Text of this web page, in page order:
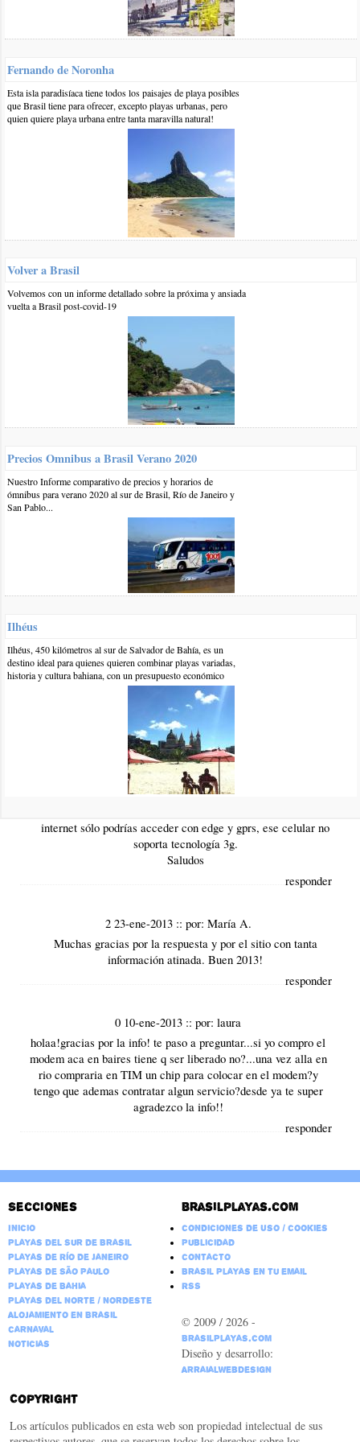
0 15-may-2014::por:Luis
Hola, excelente información, de mucha utilidad para mí ya que
que está liberado para cualquier compañía acá en Chile. ¿Me
servirá con un chip brasileño?
0 25-may-2013::
Me encanta todas las infos que compartis! Hace mucho que
vengo buscando como mantenerme comunicada, viajo en Julio a
Rio de Janeiro. Tengo un nokia E5, liberado para usar con
cualquier telefonia aqui en mi Pais Paraguay. Me funcionara
este Celular alla en Brasil? Desde ya mil gracias por tantas
1 21-jun-2013::por:BrasilPlayas
Hola Andrea, es necesario que el celular tenga las
frequencias de Brasil que en general son 900/1800 Mhz, ese
celular es tri-banda por lo tanto debería tener la frecuencia
1800mhz que te va a servir con la mayoría de las empresas.
Saludos
0 13-feb-2013::por:
voy a viajar a angra y a recorrer la zona de isla grande en un
velero. tengo un ipaad 3g que empresa tiene mejor servicio.
gracias
0 14-ene-2013::por:María A.
Gracias por la excelente información. Tengo un celular liberado
empresa brasileña? Cómo saber si la tecnología es 3G, EDGE o
GPRS?
Agradecida desde ya
María
Argentina
1 16-ene-2013::por:BrasilPlayas
Hola María,
Sí está liberado podés usar ese celular en Brasil y en
internet sólo podrías acceder con edge y gprs, ese celular no
soporta tecnología 3g.
Saludos
responder
2 23-ene-2013 :: por: María A.
Muchas gracias por la respuesta y por el sitio con tanta
información atinada. Buen 2013!
responder
0 10-ene-2013 ::por:laura
holaa!gracias por la info! te paso a preguntar...si yo compro el
modem aca en baires tiene q ser liberado no?...una vez alla en
rio compraria en TIM un chip para colocar en el modem?y
tengo que ademas contratar algun servicio?desde ya te super
agradezco la info!!
responder
Fernando de Noronha
Esta isla paradisíaca tiene todos los paisajes de playa posibles
que Brasil tiene para ofrecer, excepto playas urbanas, pero
quien quiere playa urbana entre tanta maravilla natural!
Volver a Brasil
Volvemos con un informe detallado sobre la próxima y ansiada
vuelta a Brasil post-covid-19
Precios Omnibus a Brasil Verano 2020
Nuestro Informe comparativo de precios y horarios de
ómnibus para verano 2020 al sur de Brasil, Río de Janeiro y
San Pablo...
Ilhéus
Ilhéus, 450 kilómetros al sur de Salvador de Bahía, es un
destino ideal para quienes quieren combinar playas variadas,
historia y cultura bahiana, con un presupuesto económico
Secciones
Inicio
Playas del Sur de Brasil
Playas de Río de Janeiro
Playas de São Paulo
Playas de Bahia
Playas del Norte / Nordeste
Alojamiento en Brasil
Carnaval
Noticias
Brasilplayas.com
Condiciones de Uso / Cookies
Publicidad
Contacto
Brasil Playas en tu email
RSS
© 2009 / 2026 -
BrasilPlayas.com
Diseño y desarrollo:
ArraialWebDesign
Copyright
Los artículos publicados en esta web son propiedad intelectual de sus